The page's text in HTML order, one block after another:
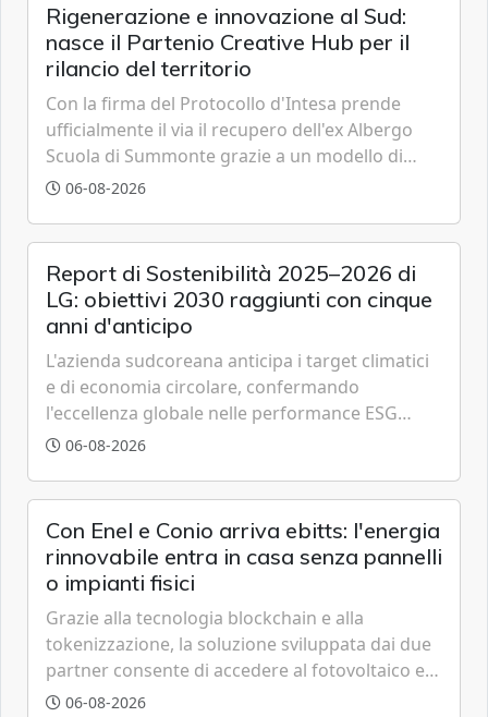
Rigenerazione e innovazione al Sud:
nasce il Partenio Creative Hub per il
rilancio del territorio
Con la firma del Protocollo d'Intesa prende
ufficialmente il via il recupero dell'ex Albergo
Scuola di Summonte grazie a un modello di
partenariato pubblico-privato e a una rete di
06-08-2026
Report di Sostenibilità 2025–2026 di
LG: obiettivi 2030 raggiunti con cinque
anni d'anticipo
L'azienda sudcoreana anticipa i target climatici
e di economia circolare, confermando
l'eccellenza globale nelle performance ESG
grazie a innovazione, accessibilità e governance
06-08-2026
Con Enel e Conio arriva ebitts: l'energia
rinnovabile entra in casa senza pannelli
o impianti fisici
Grazie alla tecnologia blockchain e alla
tokenizzazione, la soluzione sviluppata dai due
partner consente di accedere al fotovoltaico e
all'eolico ottenendo risparmi diretti in bolletta,
06-08-2026